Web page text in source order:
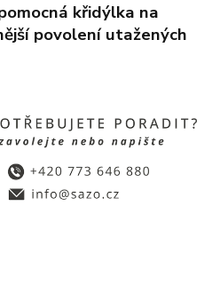
křidýlka na
povolení utažených